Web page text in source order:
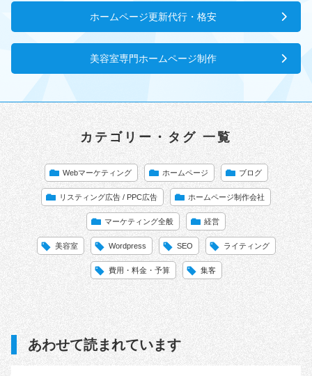
ホームページ更新代行・格安
美容室専門ホームページ制作
カテゴリー・タグ 一覧
Webマーケティング ホームページ ブログ
リスティング広告 / PPC広告 ホームページ制作会社
マーケティング全般 経営
美容室 Wordpress SEO ライティング
費用・料金・予算 集客
あわせて読まれています